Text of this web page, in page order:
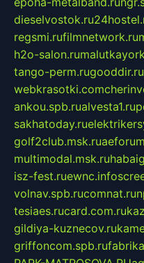
dieselvostok.ru
regsmi.rufilmnetwork.ru
h2o-salon.ru
tango-perm.rugooddir.ru
webkrasotki.com
ankou.spb.rualvesta1.ru
sakhatoday.ru
golf2club.msk.ru
multimodal.msk.ru
isz-fest.ruewnc.info
volnav.spb.rucomnat.ru
tesiaes.rucard.com.ru
gildiya-kuznecov.ru
griffoncom.spb.ru